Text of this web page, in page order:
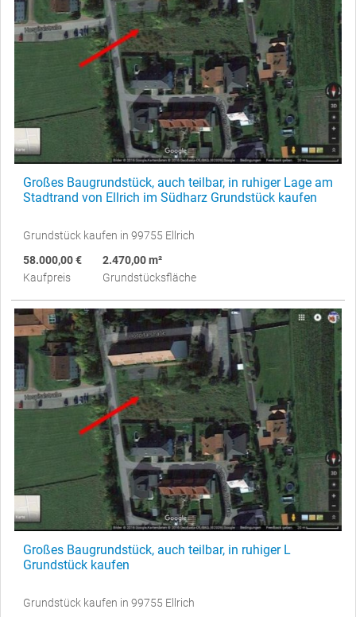
Großes Baugrundstück, auch teilbar, in ruhiger Lage am
Stadtrand von Ellrich im Südharz Grundstück kaufen
Grundstück kaufen in 99755 Ellrich
58.000,00 €
Kaufpreis
2.470,00 m²
Grundstücksfläche
Großes Baugrundstück, auch teilbar, in ruhiger L
Grundstück kaufen
Grundstück kaufen in 99755 Ellrich